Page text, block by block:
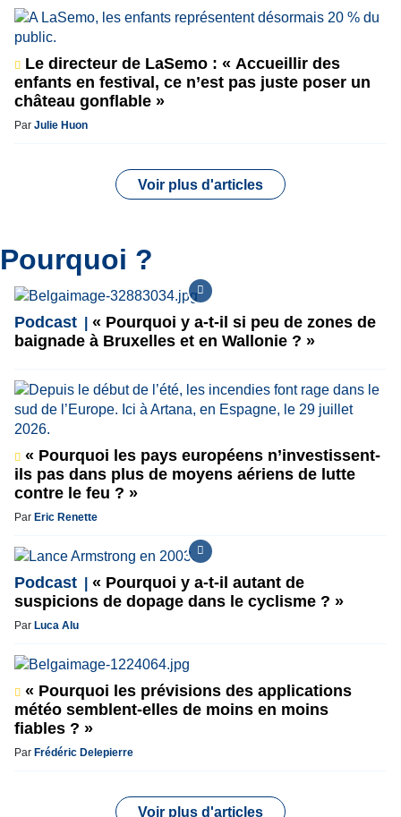
Le directeur de LaSemo : « Accueillir des
enfants en festival, ce n’est pas juste poser un
château gonflable »
Par Julie Huon
Voir plus d'articles
Pourquoi ?
Podcast
« Pourquoi y a-t-il si peu de zones de
baignade à Bruxelles et en Wallonie ? »
« Pourquoi les pays européens n’investissent-
ils pas dans plus de moyens aériens de lutte
contre le feu ? »
Par Eric Renette
Podcast
« Pourquoi y a-t-il autant de
suspicions de dopage dans le cyclisme ? »
Par Luca Alu
« Pourquoi les prévisions des applications
météo semblent-elles de moins en moins
fiables ? »
Par Frédéric Delepierre
Voir plus d'articles